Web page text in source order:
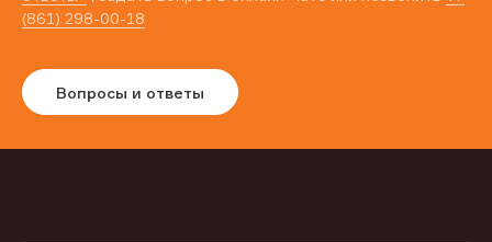
(861) 298-00-18
Вопросы и ответы